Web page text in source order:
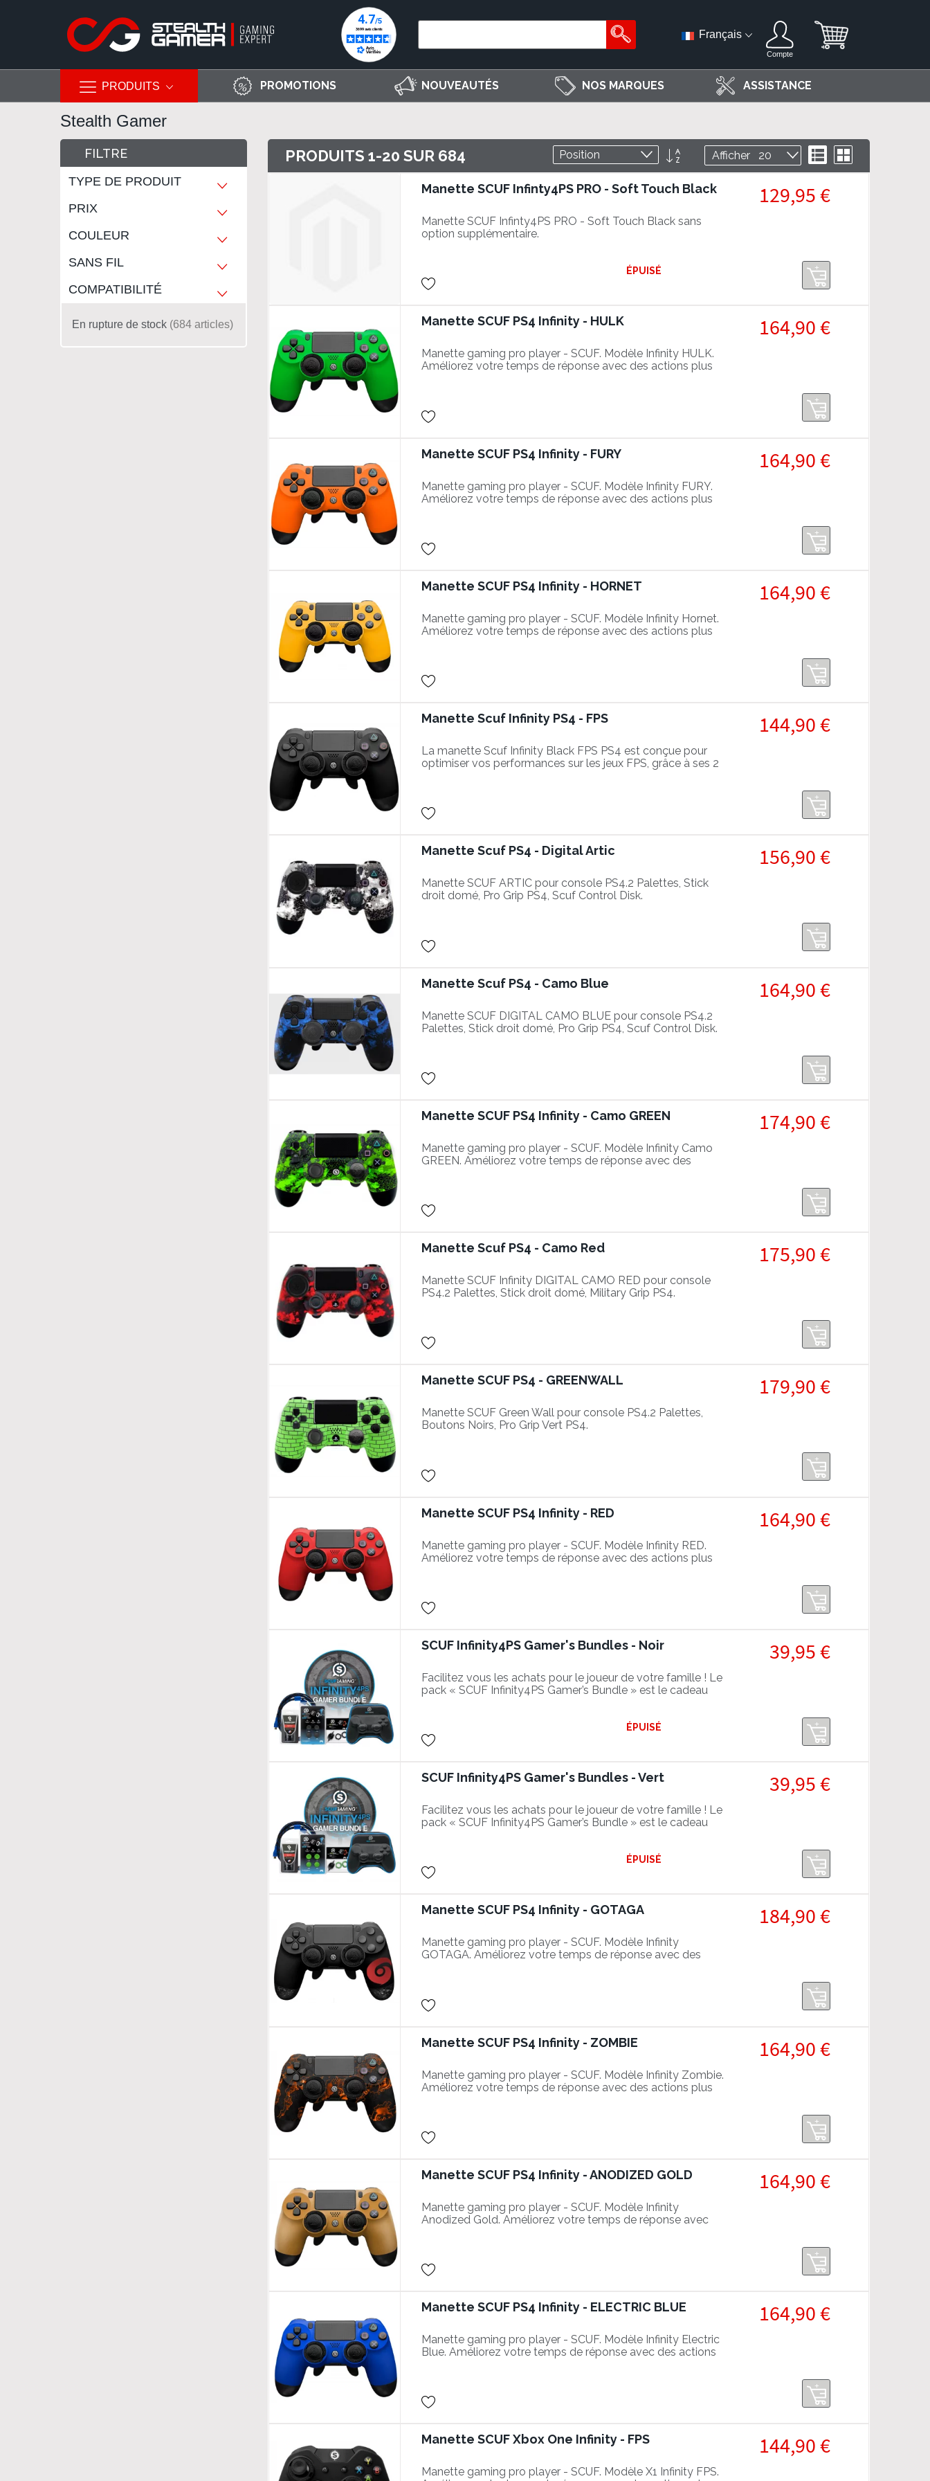
PRODUITS
Français
Compte
PROMOTIONS NOUVEAUTÉS NOS MARQUES ASSISTANCE
Stealth Gamer
PRODUITS 1-20 SUR 684 Par
ordre
décroissant
Afficher ListeGrille
Manette SCUF Infinty4PS PRO - Soft Touch Black
Manette SCUF Infinty4PS PRO - Soft Touch Black sans
option supplémentaire.
129,95 €
ÉPUISÉ
Manette SCUF PS4 Infinity - HULK
Manette gaming pro player - SCUF. Modèle Infinity HULK.
Améliorez votre temps de réponse avec des actions plus
164,90 €
Manette SCUF PS4 Infinity - FURY
Manette gaming pro player - SCUF. Modèle Infinity FURY.
Améliorez votre temps de réponse avec des actions plus
164,90 €
Manette SCUF PS4 Infinity - HORNET
Manette gaming pro player - SCUF. Modèle Infinity Hornet.
Améliorez votre temps de réponse avec des actions plus
164,90 €
Manette Scuf Infinity PS4 - FPS
La manette Scuf Infinity Black FPS PS4 est conçue pour
optimiser vos performances sur les jeux FPS, grâce à ses 2
144,90 €
Manette Scuf PS4 - Digital Artic
Manette SCUF ARTIC pour console PS4.2 Palettes, Stick
droit domé, Pro Grip PS4, Scuf Control Disk.
156,90 €
Manette Scuf PS4 - Camo Blue
Manette SCUF DIGITAL CAMO BLUE pour console PS4.2
Palettes, Stick droit domé, Pro Grip PS4, Scuf Control Disk.
164,90 €
Manette SCUF PS4 Infinity - Camo GREEN
Manette gaming pro player - SCUF. Modèle Infinity Camo
GREEN. Améliorez votre temps de réponse avec des
174,90 €
Manette Scuf PS4 - Camo Red
Manette SCUF Infinity DIGITAL CAMO RED pour console
PS4.2 Palettes, Stick droit domé, Military Grip PS4.
175,90 €
Manette SCUF PS4 - GREENWALL
Manette SCUF Green Wall pour console PS4.2 Palettes,
Boutons Noirs, Pro Grip Vert PS4.
179,90 €
Manette SCUF PS4 Infinity - RED
Manette gaming pro player - SCUF. Modèle Infinity RED.
Améliorez votre temps de réponse avec des actions plus
164,90 €
SCUF Infinity4PS Gamer's Bundles - Noir
Facilitez vous les achats pour le joueur de votre famille ! Le
pack « SCUF Infinity4PS Gamer’s Bundle » est le cadeau
39,95 €
ÉPUISÉ
SCUF Infinity4PS Gamer's Bundles - Vert
Facilitez vous les achats pour le joueur de votre famille ! Le
pack « SCUF Infinity4PS Gamer’s Bundle » est le cadeau
39,95 €
ÉPUISÉ
Manette SCUF PS4 Infinity - GOTAGA
Manette gaming pro player - SCUF. Modèle Infinity
GOTAGA. Améliorez votre temps de réponse avec des
184,90 €
Manette SCUF PS4 Infinity - ZOMBIE
Manette gaming pro player - SCUF. Modèle Infinity Zombie.
Améliorez votre temps de réponse avec des actions plus
164,90 €
Manette SCUF PS4 Infinity - ANODIZED GOLD
Manette gaming pro player - SCUF. Modèle Infinity
Anodized Gold. Améliorez votre temps de réponse avec
164,90 €
Manette SCUF PS4 Infinity - ELECTRIC BLUE
Manette gaming pro player - SCUF. Modèle Infinity Electric
Blue. Améliorez votre temps de réponse avec des actions
164,90 €
Manette SCUF Xbox One Infinity - FPS
Manette gaming pro player - SCUF. Modèle X1 Infinity FPS.
144,90 €
FILTRE
TYPE DE PRODUIT
PRIX
COULEUR
SANS FIL
COMPATIBILITÉ
En rupture de stock 684 articles